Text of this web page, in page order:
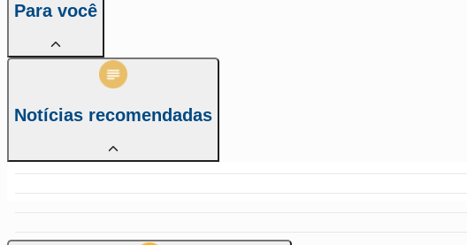
Para você
Notícias recomendadas